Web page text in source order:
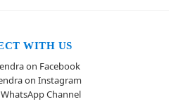
WITH US
on Facebook
on Instagram
Channel